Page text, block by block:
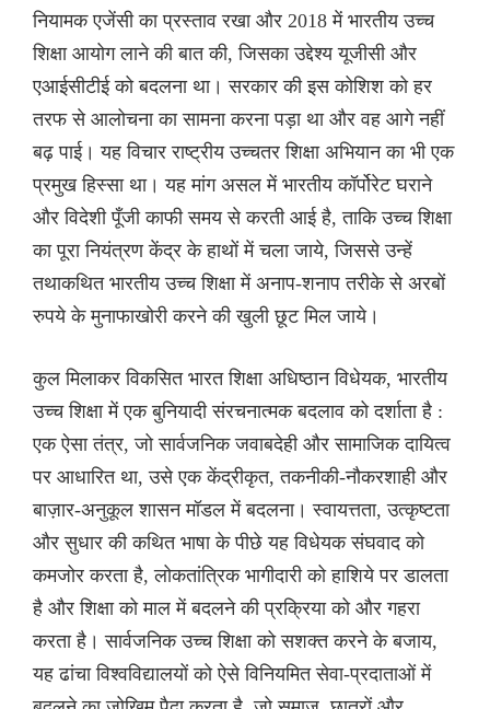
नियामक एजेंसी का प्रस्ताव रखा और 2018 में भारतीय उच्च
शिक्षा आयोग लाने की बात की, जिसका उद्देश्य यूजीसी और
एआईसीटीई को बदलना था। सरकार की इस कोशिश को हर
तरफ से आलोचना का सामना करना पड़ा था और वह आगे नहीं
बढ़ पाई। यह विचार राष्ट्रीय उच्चतर शिक्षा अभियान का भी एक
प्रमुख हिस्सा था। यह मांग असल में भारतीय कॉर्पोरेट घराने
और विदेशी पूँजी काफी समय से करती आई है, ताकि उच्च शिक्षा
का पूरा नियंत्रण केंद्र के हाथों में चला जाये, जिससे उन्हें
तथाकथित भारतीय उच्च शिक्षा में अनाप-शनाप तरीके से अरबों
रुपये के मुनाफाखोरी करने की खुली छूट मिल जाये।
कुल मिलाकर विकसित भारत शिक्षा अधिष्ठान विधेयक, भारतीय
उच्च शिक्षा में एक बुनियादी संरचनात्मक बदलाव को दर्शाता है :
एक ऐसा तंत्र, जो सार्वजनिक जवाबदेही और सामाजिक दायित्व
पर आधारित था, उसे एक केंद्रीकृत, तकनीकी-नौकरशाही और
बाज़ार-अनुकूल शासन मॉडल में बदलना। स्वायत्तता, उत्कृष्टता
और सुधार की कथित भाषा के पीछे यह विधेयक संघवाद को
कमजोर करता है, लोकतांत्रिक भागीदारी को हाशिये पर डालता
है और शिक्षा को माल में बदलने की प्रक्रिया को और गहरा
करता है। सार्वजनिक उच्च शिक्षा को सशक्त करने के बजाय,
यह ढांचा विश्वविद्यालयों को ऐसे विनियमित सेवा-प्रदाताओं में